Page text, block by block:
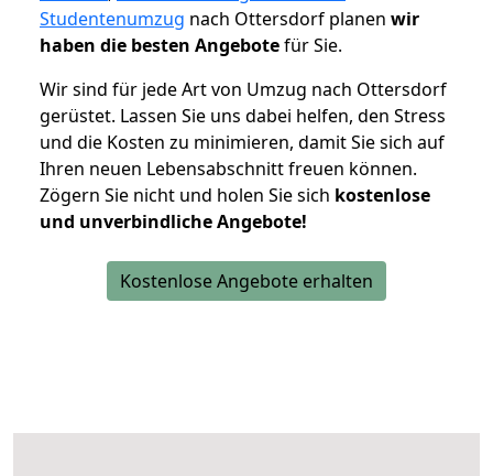
Studentenumzug nach Ottersdorf planen wir
haben die besten Angebotefür Sie.
Wir sind für jede Art von Umzug nach Ottersdorf
gerüstet. Lassen Sie uns dabei helfen, den Stress
und die Kosten zu minimieren, damit Sie sich auf
Ihren neuen Lebensabschnitt freuen können.
Zögern Sie nicht und holen Sie sich kostenlose
und unverbindliche Angebote!
Kostenlose Angebote erhalten